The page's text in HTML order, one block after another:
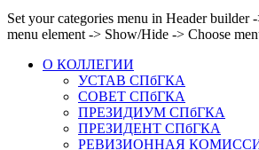
Set your categories menu in Header
menu element -> Show/Hide -> Choose
О КОЛЛЕГИИ
УСТАВ СПбГКА
СОВЕТ СПбГКА
ПРЕЗИДИУМ СПбГКА
ПРЕЗИДЕНТ СПбГКА
РЕВИЗИОННАЯ